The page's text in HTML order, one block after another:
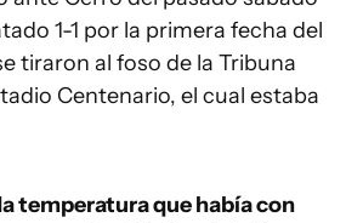
1-1 por la primera fecha del
tiraron al foso de la Tribuna
Centenario, el cual estaba
temperatura que había con